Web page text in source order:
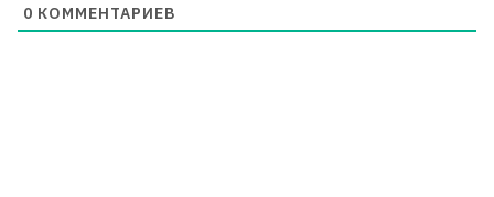
0 КОММЕНТАРИЕВ